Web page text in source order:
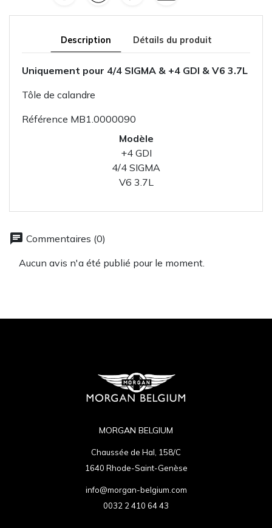
Description Détails du produit
Uniquement pour 4/4 SIGMA & +4 GDI & V6 3.7L
Tôle de calandre
Référence MB1.0000090
Modèle
+4 GDI
4/4 SIGMA
V6 3.7L
chat Commentaires (0)
Aucun avis n'a été publié pour le moment.
MORGAN BELGIUM
Chaussée de Hal, 158/C
1640 Rhode-Saint-Genèse
info@morgan-belgium.com
0032 2 410 64 43